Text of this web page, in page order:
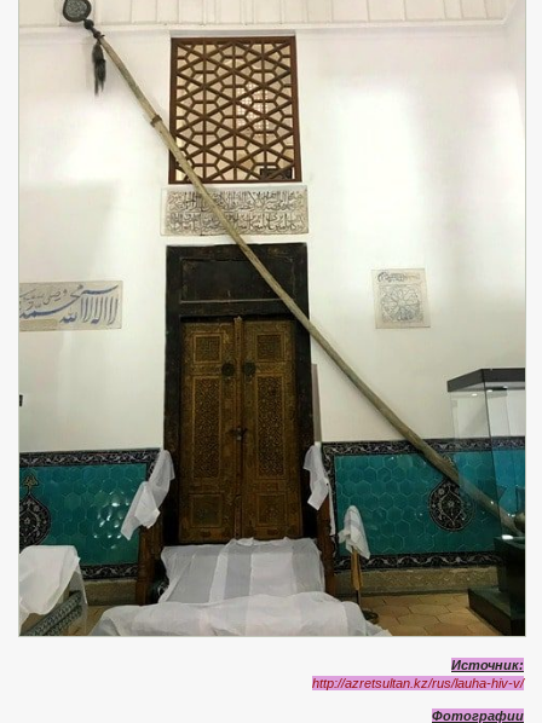
Источник:
http://azretsultan.kz/rus/lauha-hiv-v/
Фотографии